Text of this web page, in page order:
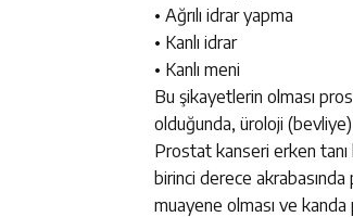
• Ağrılı idrar yapma
• Kanlı idrar
• Kanlı meni
Bu şikayetlerin olması
olduğunda, üroloji (bevliye)
Prostat kanseri erken tanı
birinci derece
muayene olması ve kanda